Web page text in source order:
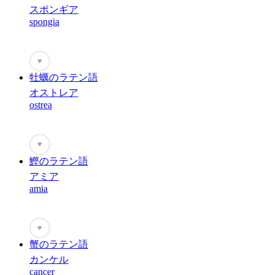
スポンギア
spongia
♥
牡蠣のラテン語
オストレア
ostrea
♥
鰹のラテン語
アミア
amia
♥
蟹のラテン語
カンケル
cancer